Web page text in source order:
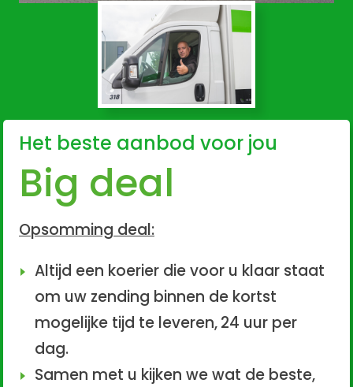
Het beste aanbod voor jou
Big deal
Opsomming deal:
Altijd een koerier die voor u klaar staat
om uw zending binnen de kortst
mogelijke tijd te leveren,24 uur per
dag.
Samen met u kijken we wat de beste,